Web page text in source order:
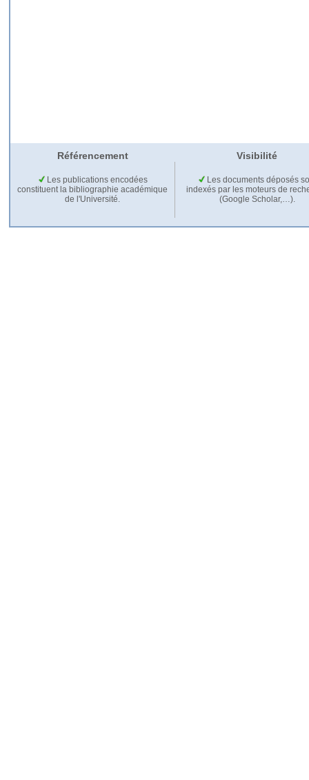
Référencement Visibilité
Les publications encodées
constituent la bibliographie académique
de l'Université.
Les documents déposés
indexés par les moteurs de
(Google Scholar,…).